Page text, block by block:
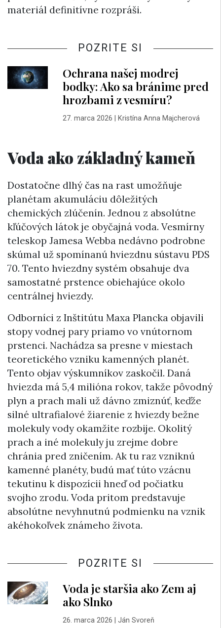
materiál definitívne rozpráši.
POZRITE SI
Ochrana našej modrej
bodky: Ako sa bránime pred
hrozbami z vesmíru?
27. marca 2026 Kristína Anna Majcherová
Voda ako základný kameň
Dostatočne dlhý čas na rast umožňuje
planétam akumuláciu dôležitých
chemických zlúčenín. Jednou z absolútne
kľúčových látok je obyčajná voda. Vesmírny
teleskop Jamesa Webba nedávno podrobne
skúmal už spomínanú hviezdnu sústavu PDS
70. Tento hviezdny systém obsahuje dva
samostatné prstence obiehajúce okolo
centrálnej hviezdy.
Odborníci z Inštitútu Maxa Plancka objavili
stopy vodnej pary priamo vo vnútornom
prstenci. Nachádza sa presne v miestach
teoretického vzniku kamenných planét.
Tento objav výskumníkov zaskočil. Daná
hviezda má 5,4 milióna rokov, takže pôvodný
plyn a prach mali už dávno zmiznúť, keďže
silné ultrafialové žiarenie z hviezdy bežne
molekuly vody okamžite rozbije. Okolitý
prach a iné molekuly ju zrejme dobre
chránia pred zničením. Ak tu raz vzniknú
kamenné planéty, budú mať túto vzácnu
tekutinu k dispozícii hneď od počiatku
svojho zrodu. Voda pritom predstavuje
absolútne nevyhnutnú podmienku na vznik
akéhokoľvek známeho života.
POZRITE SI
Voda je staršia ako Zem aj
ako Slnko
26. marca 2026 Ján Svoreň